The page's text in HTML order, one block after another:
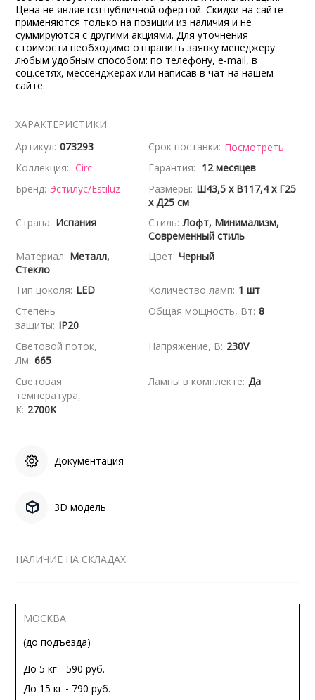
Цена не является публичной офертой. Скидки на сайте
применяются только на позиции из наличия и не
суммируются с другими акциями. Для уточнения
стоимости необходимо отправить заявку менеджеру
любым удобным способом: по телефону, e-mail, в
соц.сетях, мессенджерах или написав в чат на нашем
сайте.
ХАРАКТЕРИСТИКИ
Артикул: 073293 Срок поставки: Посмотреть
Коллекция: Circ Гарантия: 12 месяцев
Бренд: Эстилус/Estiluz Размеры: Ш43,5 x В117,4 x Г25
x Д25 см
Страна: Испания Стиль: Лофт, Минимализм,
Современный стиль
Материал: Металл,
Стекло
Цвет: Черный
Тип цоколя: LED Количество ламп: 1 шт
Степень
защиты: IP20
Общая мощность, Вт: 8
Световой поток,
Лм: 665
Напряжение, В: 230V
Световая
температура,
К: 2700K
Лампы в комплекте: Да
Документация
3D модель
НАЛИЧИЕ НА СКЛАДАХ
МОСКВА
(до подъезда)
До 5 кг - 590 руб.
До 15 кг - 790 руб.